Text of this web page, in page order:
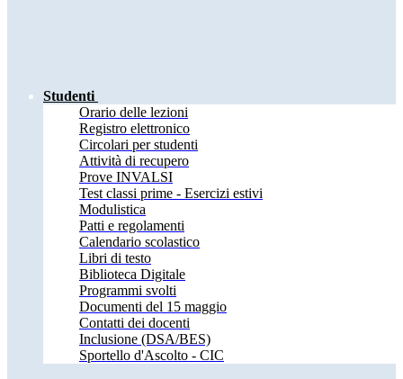
Studenti
Orario delle lezioni
Registro elettronico
Circolari per studenti
Attività di recupero
Prove INVALSI
Test classi prime - Esercizi estivi
Modulistica
Patti e regolamenti
Calendario scolastico
Libri di testo
Biblioteca Digitale
Programmi svolti
Documenti del 15 maggio
Contatti dei docenti
Inclusione (DSA/BES)
Sportello d'Ascolto - CIC